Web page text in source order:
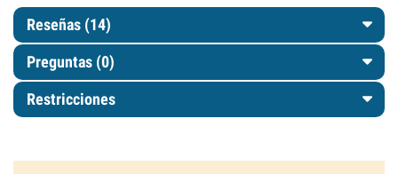
Reseñas (14)
Preguntas (0)
Restricciones